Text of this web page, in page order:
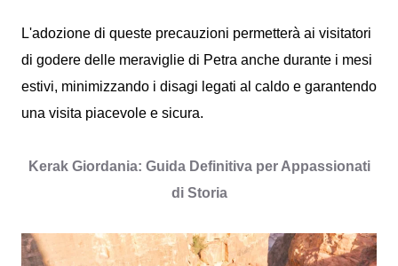
L'adozione di queste precauzioni permetterà ai visitatori
di godere delle meraviglie di Petra anche durante i mesi
estivi, minimizzando i disagi legati al caldo e garantendo
una visita piacevole e sicura.
Kerak Giordania: Guida Definitiva per Appassionati
di Storia